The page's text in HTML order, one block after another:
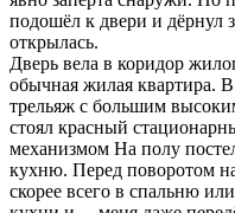
подошёл к двери и дёрнул
открылась.
Дверь вела в коридор
обычная жилая квартира.
трельяж с большим
стоял красный
механизмом На полу
кухню. Перед поворотом
скорее всего в спальню